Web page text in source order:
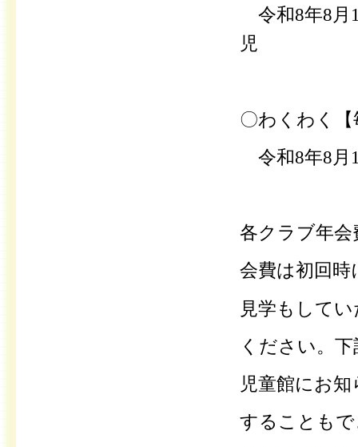
令和8年8月
児
〇わくわく 【
令和8年8 月
各クラブ年会
会費は初回
見学もして
ください。 下
児童館にお
することも